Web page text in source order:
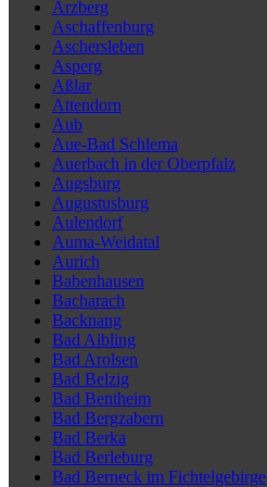
Arzberg
Aschaffenburg
Aschersleben
Asperg
Aßlar
Attendorn
Aub
Aue-Bad Schlema
Auerbach in der Oberpfalz
Augsburg
Augustusburg
Aulendorf
Auma-Weidatal
Aurich
Babenhausen
Bacharach
Backnang
Bad Aibling
Bad Arolsen
Bad Belzig
Bad Bentheim
Bad Bergzabern
Bad Berka
Bad Berleburg
Bad Berneck im Fichtelgebirge